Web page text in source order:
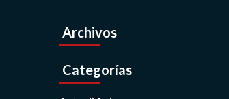
Archivos
Categorías